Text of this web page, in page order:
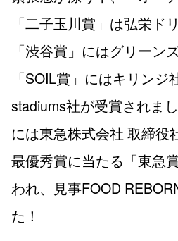
「二子玉川賞」は弘栄ド
「渋谷賞」にはグリーン
「SOIL賞」にはキリンジ
stadiums社が受賞されま
には東急株式会社 取締役
最優秀賞に当たる「東急
われ、見事FOOD
た！